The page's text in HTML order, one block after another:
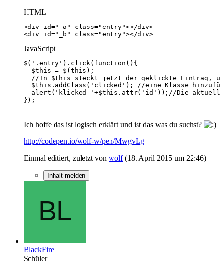
HTML
<div id="_b" class="entry"></div>
JavaScript
});
Ich hoffe das ist logisch erklärt und ist das was du suchst?
http://codepen.io/wolf-w/pen/MwgvLg
Einmal editiert, zuletzt von wolf(18. April 2015 um 22:46)
Inhalt melden
BlackFire
Schüler